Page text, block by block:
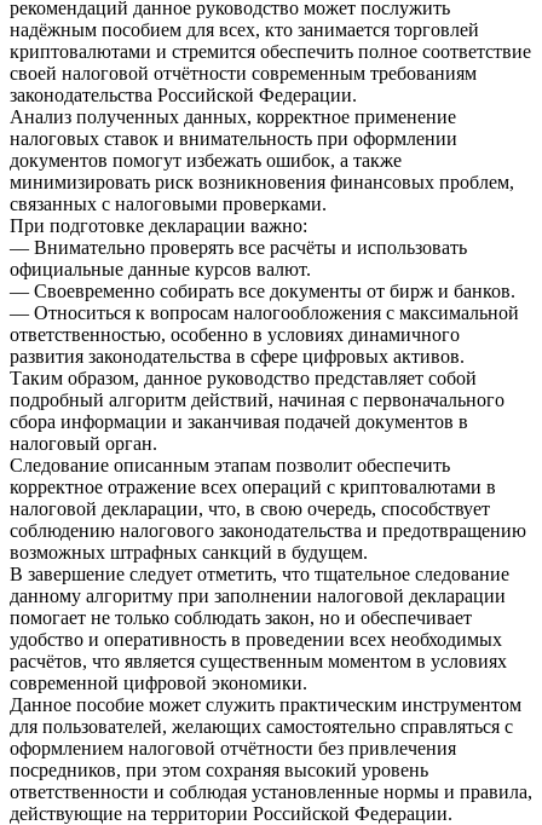
рекомендаций данное руководство может послужить
надёжным пособием для всех, кто занимается торговлей
криптовалютами и стремится обеспечить полное соответствие
своей налоговой отчётности современным требованиям
законодательства Российской Федерации.
Анализ полученных данных, корректное применение
налоговых ставок и внимательность при оформлении
документов помогут избежать ошибок, а также
минимизировать риск возникновения финансовых проблем,
связанных с налоговыми проверками.
При подготовке декларации важно:
— Внимательно проверять все расчёты и использовать
официальные данные курсов валют.
— Своевременно собирать все документы от бирж и банков.
— Относиться к вопросам налогообложения с максимальной
ответственностью, особенно в условиях динамичного
развития законодательства в сфере цифровых активов.
Таким образом, данное руководство представляет собой
подробный алгоритм действий, начиная с первоначального
сбора информации и заканчивая подачей документов в
налоговый орган.
Следование описанным этапам позволит обеспечить
корректное отражение всех операций с криптовалютами в
налоговой декларации, что, в свою очередь, способствует
соблюдению налогового законодательства и предотвращению
возможных штрафных санкций в будущем.
В завершение следует отметить, что тщательное следование
данному алгоритму при заполнении налоговой декларации
помогает не только соблюдать закон, но и обеспечивает
удобство и оперативность в проведении всех необходимых
расчётов, что является существенным моментом в условиях
современной цифровой экономики.
Данное пособие может служить практическим инструментом
для пользователей, желающих самостоятельно справляться с
оформлением налоговой отчётности без привлечения
посредников, при этом сохраняя высокий уровень
ответственности и соблюдая установленные нормы и правила,
действующие на территории Российской Федерации.